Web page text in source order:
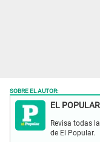
SOBRE EL AUTOR:
EL POPULAR
Revisa todas
de El Popular.